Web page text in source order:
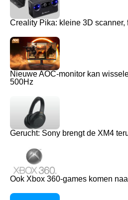
Creality Pika: kleine 3D scanner,
Nieuwe AOC-monitor kan
500Hz
Gerucht: Sony brengt de XM4
Ook Xbox 360-games komen